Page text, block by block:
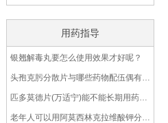
用药指导
银翘解毒丸要怎么使用效果才好呢？
头孢克肟分散片与哪些药物配伍偶有禁忌呢？
匹多莫德片(万适宁)能不能长期用药呢?
老年人可以用阿莫西林克拉维酸钾分散片(2∶1)吗？